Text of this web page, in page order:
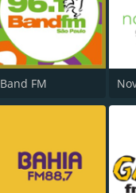
Band FM